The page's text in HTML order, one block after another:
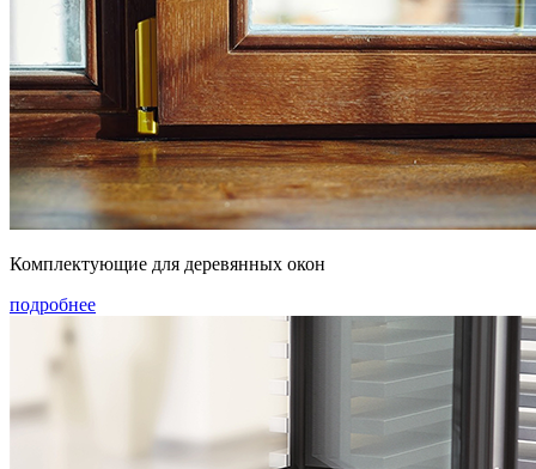
Комплектующие для деревянных окон
подробнее